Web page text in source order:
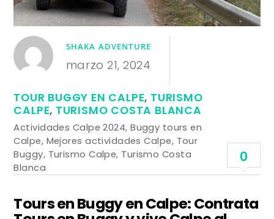
SHAKA ADVENTURE
marzo 21, 2024
TOUR BUGGY EN CALPE, TURISMO
CALPE, TURISMO COSTA BLANCA
Actividades Calpe 2024,Buggy tours en
Calpe, Mejores actividades Calpe, Tour
Buggy, Turismo Calpe, Turismo Costa
Blanca
0
Tours en Buggy en Calpe: Contrata